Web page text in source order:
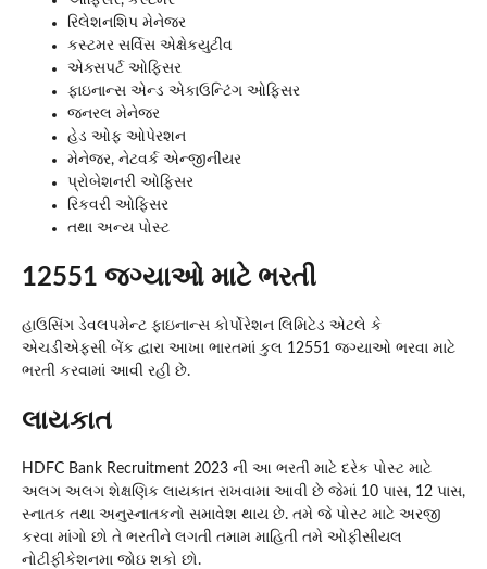
રિલેશનશિપ મેનેજર
કસ્ટમર સર્વિસ એક્ષેકયુટીવ
એક્સપર્ટ ઓફિસર
ફાઇનાન્સ એન્ડ એકાઉન્ટિંગ ઓફિસર
જનરલ મેનેજર
હેડ ઓફ ઓપેરશન
મેનેજર, નેટવર્ક એન્જીનીયર
પ્રોબેશનરી ઓફિસર
રિકવરી ઓફિસર
તથા અન્ય પોસ્ટ
12551 જગ્યાઓ માટે ભરતી
હાઉસિંગ ડેવલપમેન્ટ ફાઇનાન્સ કોર્પોરેશન લિમિટેડ એટલે કે
એચડીએફસી બેંક દ્વારા આખા ભારતમાં કુલ 12551 જગ્યાઓ ભરવા માટે
ભરતી કરવામાં આવી રહી છે.
લાયકાત
HDFC Bank Recruitment 2023 ની આ ભરતી માટે દરેક પોસ્ટ માટે
અલગ અલગ શેક્ષણિક લાયકાત રાખવામા આવી છે જેમાં 10 પાસ, 12 પાસ,
સ્નાતક તથા અનુસ્નાતકનો સમાવેશ થાય છે. તમે જે પોસ્ટ માટે અરજી
કરવા માંગો છો તે ભરતીને લગતી તમામ માહિતી તમે ઓફીસીયલ
નોટીફીકેશનમા જોઇ શકો છો.